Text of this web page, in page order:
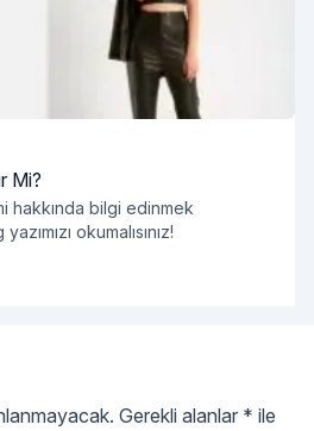
Mi?
hakkında bilgi edinmek
okumalısınız!
Gerekli alanlar * ile